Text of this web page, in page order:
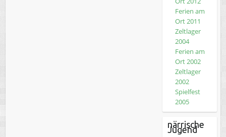
Ferien am
Ort 2011
Zeltlager
2004
Ferien am
Ort 2002
Zeltlager
2002
Spielfest
2005
närrische
Jugend